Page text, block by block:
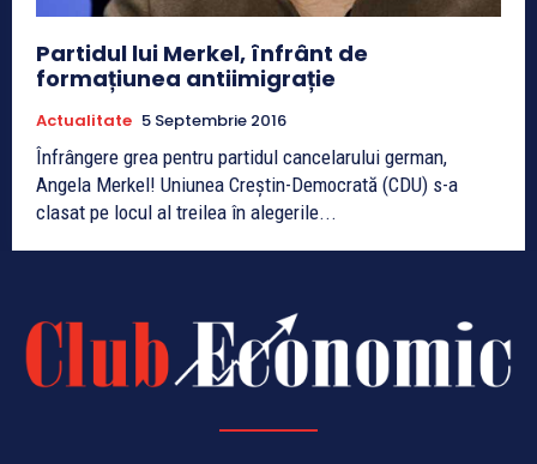
Partidul lui Merkel, înfrânt de
formațiunea antiimigrație
Actualitate 5 Septembrie 2016
Înfrângere grea pentru partidul cancelarului german,
Angela Merkel! Uniunea Creștin-Democrată (CDU) s-a
clasat pe locul al treilea în alegerile...